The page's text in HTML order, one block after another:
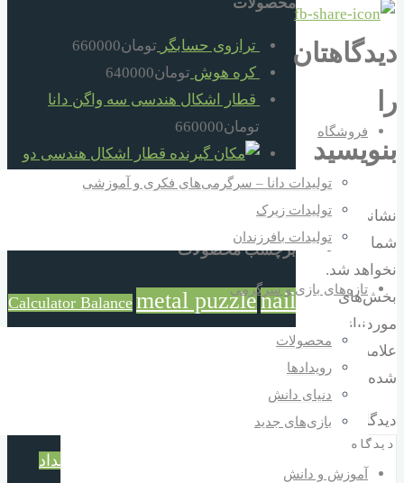
فروشگاه
تولیدات دانا – سرگرمی‌های فکری و آموزشی
تولیدات زیرک
تولیدات بافرزندان
تازه‌های بازی و سرگرمی
محصولات
رویدادها
دنیای دانش
بازی‌های جدید
آموزش و دانش
دیدگاهتان
را
بنویسید
نشانی ایمیل
شما منتشر
نخواهد شد.
بخش‌های
موردنیاز
علامت‌گذاری
شده‌اند
دیدگاه
ترازوی حسابگر تومان660000
کره هوش تومان640000
قطار اشکال هندسی سه واگن دانا
تومان660000
قطار اشکال هندسی دو
واگن دانا تومان520000
برچسب محصولات
Calculator Balance metal puzzlenail
puzzle
شناخت اعداد